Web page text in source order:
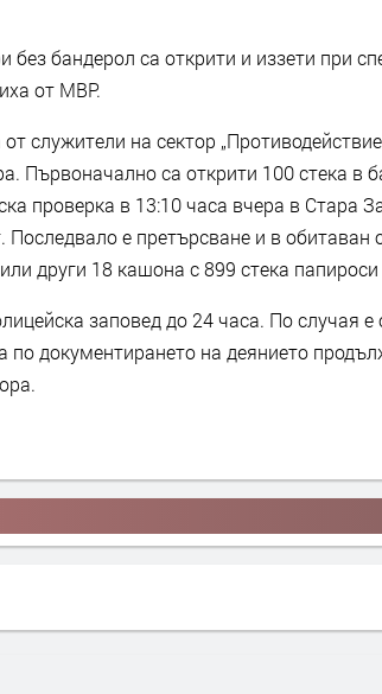
без бандерол са открити и иззети при
от МВР.
служители на сектор
Първоначално са открити 100 стека в
проверка в 13:10 часа вчера в Стара
Последвало е претърсване и в
други 18 кашона с 899 стека
заповед до 24 часа. По случая е
по документирането на деянието